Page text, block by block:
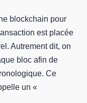
blockchain pour
est placée
Autrement dit, on
bloc afin de
Ce
un «